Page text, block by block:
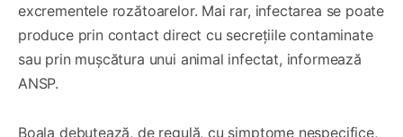
excrementele rozătoarelor. Mai rar, infectarea se poate
produce prin contact direct cu secrețiile contaminate
sau prin mușcătura unui animal infectat, informează
ANSP.
Boala debutează, de regulă, cu simptome nespecifice,